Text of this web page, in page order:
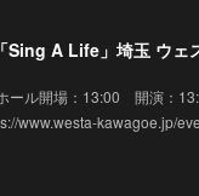
Sing A Life」埼玉 ウェ
ール開場：13:00 開演：
www.westa-kawagoe.jp/